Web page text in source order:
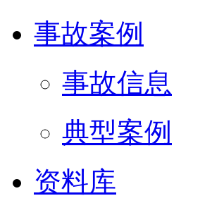
事故案例
事故信息
典型案例
资料库